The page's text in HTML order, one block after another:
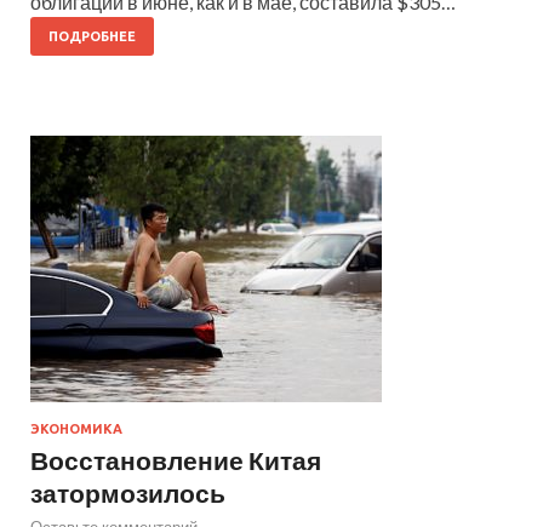
ПОДРОБНЕЕ
ЭКОНОМИКА
Восстановление Китая
затормозилось